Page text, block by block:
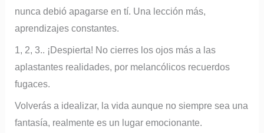
nunca debió apagarse en tí. Una lección más,
aprendizajes constantes.
1, 2, 3.. ¡Despierta! No cierres los ojos más a las
aplastantes realidades, por melancólicos recuerdos
fugaces.
Volverás a idealizar, la vida aunque no siempre sea una
fantasía, realmente es un lugar emocionante.